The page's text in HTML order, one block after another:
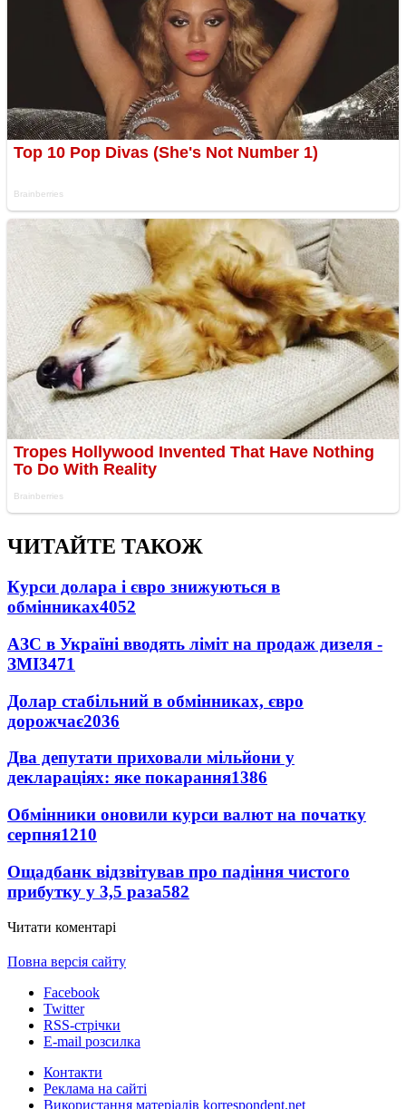
ЧИТАЙТЕ ТАКОЖ
Курси долара і євро знижуються в
обмінниках4052
АЗС в Україні вводять ліміт на продаж дизеля -
ЗМІ3471
Долар стабільний в обмінниках, євро
дорожчає2036
Два депутати приховали мільйони у
деклараціях: яке покарання1386
Обмінники оновили курси валют на початку
серпня1210
Ощадбанк відзвітував про падіння чистого
прибутку у 3,5 раза582
Читати коментарі
Повна версія сайту
Facebook
Twitter
RSS-стрічки
E-mail розсилка
Контакти
Реклама на сайті
Використання матеріалів korrespondent.net